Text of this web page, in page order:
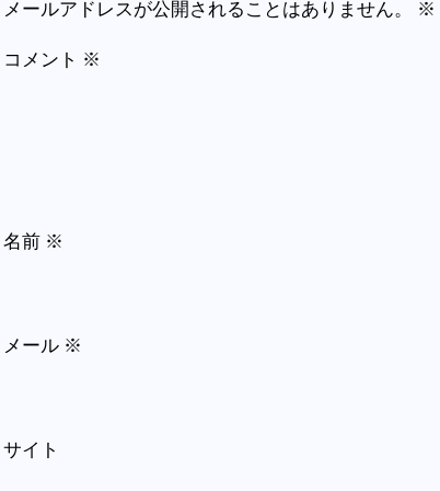
メールアドレスが公開されることはありません。 ※
コメント ※
名前 ※
メール ※
サイト